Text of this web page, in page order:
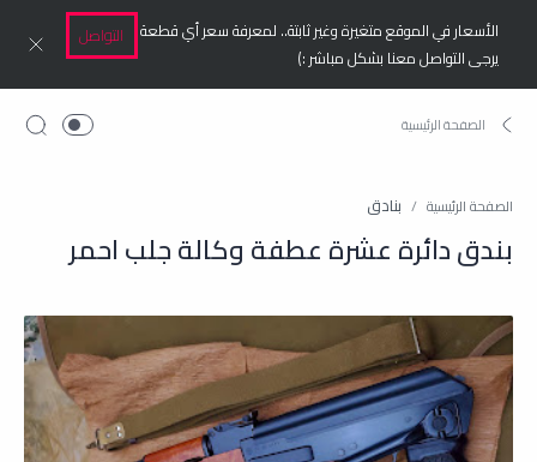
الأسعار في الموقع متغيرة وغير ثابتة.. لمعرفة سعر أي قطعة
يرجى التواصل معنا بشكل مباشر :)
التواصل
الصفحة الرئيسية بنادق
بندق دائرة عشرة عطفة وكالة جلب احمر